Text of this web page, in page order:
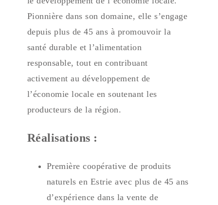
Pionnière dans son domaine, elle s’engage
depuis plus de 45 ans à promouvoir la
santé durable et l’alimentation
responsable, tout en contribuant
activement au développement de
l’économie locale en soutenant les
producteurs de la région.
Réalisations :
Première coopérative de produits
naturels en Estrie avec plus de 45 ans
d’expérience dans la vente de